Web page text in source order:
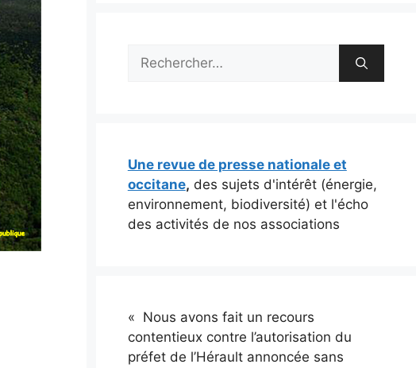
Rechercher :
Une revue de presse nationale et
occitane, des sujets d'intérêt (énergie,
environnement, biodiversité) et l'écho
des activités de nos associations
« Nous avons fait un recours
contentieux contre l’autorisation du
préfet de l’Hérault annoncée sans